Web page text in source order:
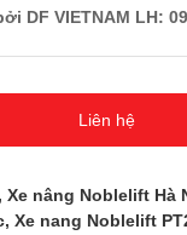
DF VIETNAM LH:
Liên hệ
Xe nâng Noblelift Hà
, Xe nang Noblelift